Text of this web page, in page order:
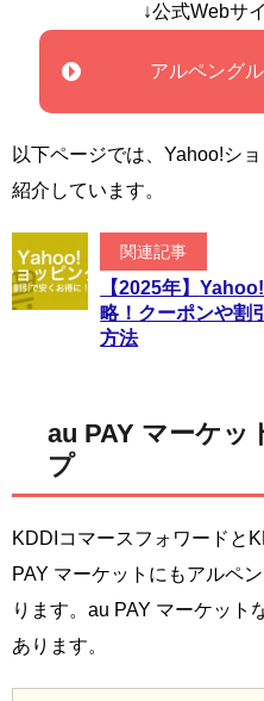
↓公式Webサ
アルペング
以下ページでは、Yahoo!シ
紹介しています。
関連記事
【2025年】
略！クーポンや割
方法
au PAY マーケッ
プ
KDDIコマースフォワードと
PAY マーケットにもアルペ
ります。au PAY マーケット
あります。